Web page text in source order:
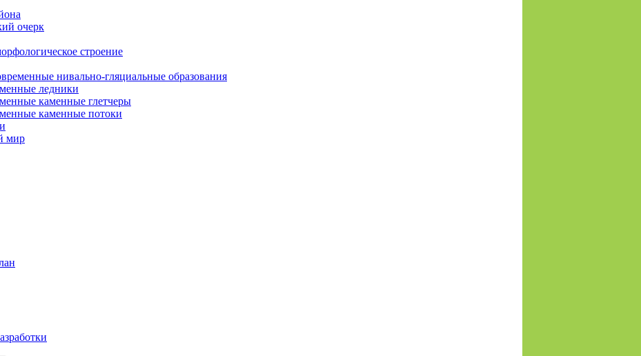
очерк
строение
нивально-гляциальные образования
ледники
каменные глетчеры
каменные потоки
мир